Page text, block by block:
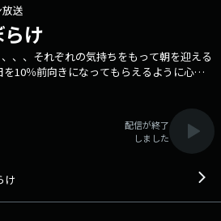
送
け
、、それぞれの気持ちをもって朝を迎える
10％前向きになってもらえるように心が
時間 （月）5:00～6:00 （火～金）
グ ▼5:05 ニュース ▼5:20頃 「食は生き
す」（月・金） ▼5:20頃 街にあふれるち
「あけの語りびと」（水） ▼5:20頃 観音温
メールアドレス： ue@1242.com 番組
配信が終了
しました
け